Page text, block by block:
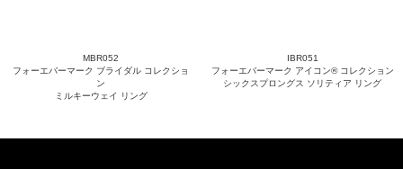
MBR052
フォーエバーマーク ブライダル コレクショ
ン
ミルキーウェイ リング
IBR051
フォーエバーマーク アイコン® コレクション
シックスプロングス ソリティア リング